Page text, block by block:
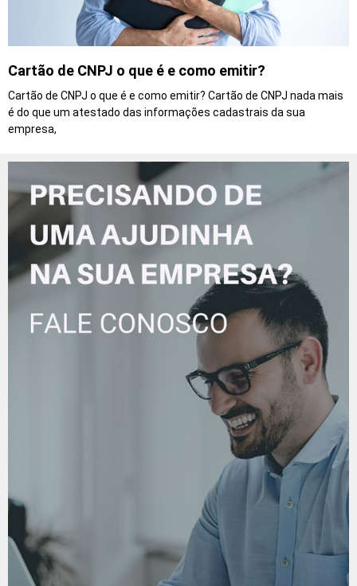
Cartão de CNPJ o que é e como emitir?
Cartão de CNPJ o que é e como emitir? Cartão de CNPJ nada mais
é do que um atestado das informações cadastrais da sua
empresa,